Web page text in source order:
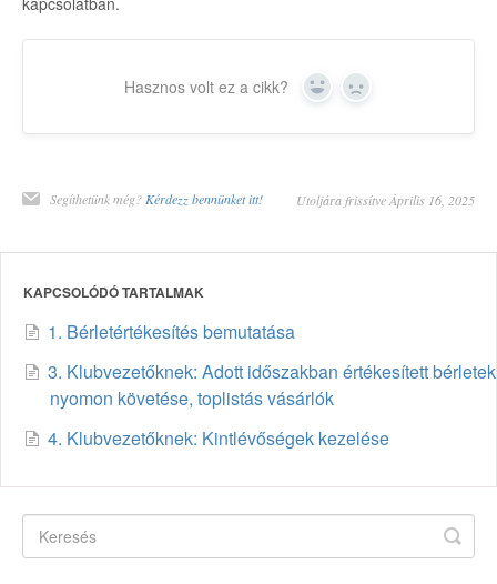
Hasznos volt ez a cikk? Yes No
Segíthetünk még?Kérdezz bennünket itt! Utoljára frissítve Április 16, 2025
KAPCSOLÓDÓ TARTALMAK
1. Bérletértékesítés bemutatása
3. Klubvezetőknek: Adott időszakban értékesített bérletek
nyomon követése, toplistás vásárlók
4. Klubvezetőknek: Kintlévőségek kezelése